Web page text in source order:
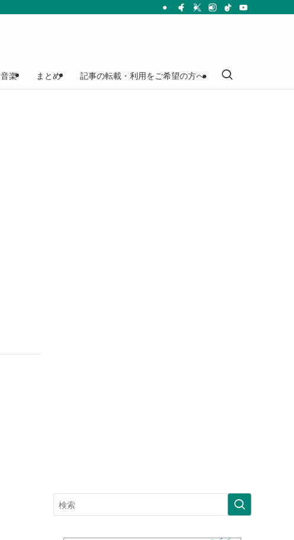
音楽 まとめ 記事の転載・利用をご希望の方へ